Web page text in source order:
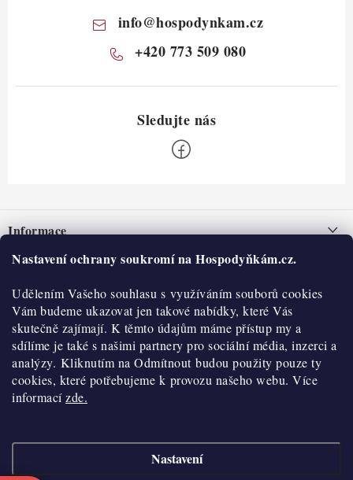
Nastavení ochrany soukromí na Hospodyňkám.cz.
Udělením Vašeho souhlasu s využíváním souborů cookies
Vám budeme ukazovat jen takové nabídky, které Vás
skutečně zajímají. K těmto údajům máme přístup my a
sdílíme je také s našimi partnery pro sociální média, inzerci a
analýzy. Kliknutím na Odmítnout budou použity pouze ty
cookies, které potřebujeme k provozu našeho webu. Více
informacízde.
Nastavení
info@hospodynkam.cz
+420 773 509 080
pInformace
Nepřevzetí zásilky na dobírku
Obchodní podmínky
Hodnocení obchodu
Blog
Moje objednávka
O nás
Historie
Kontakty
O nákupu
Reklamace a vratky
Výdejní místa